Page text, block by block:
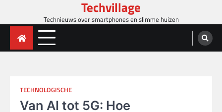
content
Techvillage
Technieuws over smartphones en slimme huizen
TECHNOLOGISCHE
Van AI tot 5G: Hoe